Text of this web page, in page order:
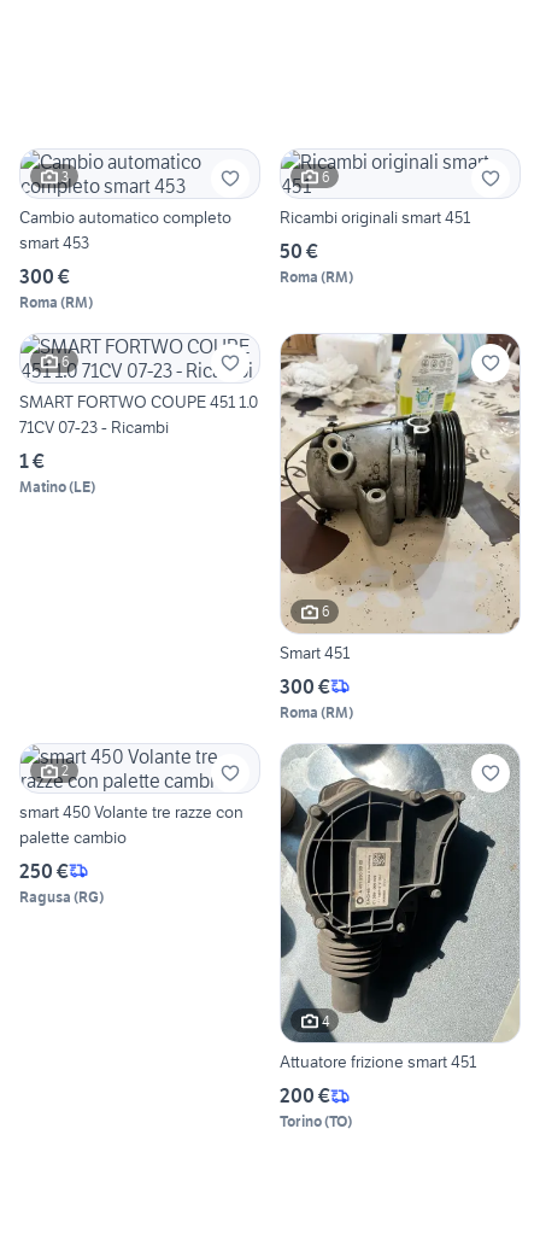
3
Cambio automatico completo
smart 453
300 €
Roma (RM)
6
Ricambi originali smart 451
50 €
Roma (RM)
6
SMART FORTWO COUPE 451 1.0
71CV 07-23 - Ricambi
1 €
Matino(LE)
6
Smart 451
300 €
Roma (RM)
2
smart 450 Volante tre razze con
palette cambio
250 €
Ragusa (RG)
4
Attuatore frizione smart 451
200 €
Torino(TO)